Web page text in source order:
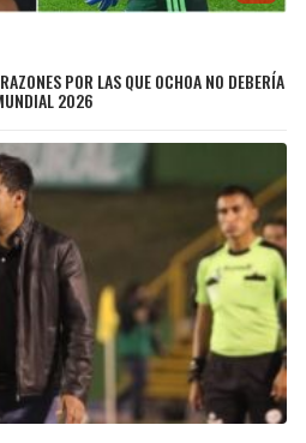
POR LAS QUE OCHOA NO DEBERÍA
2026